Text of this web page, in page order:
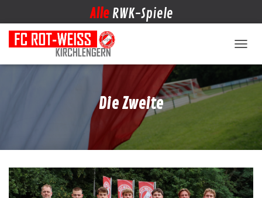
Alle RWK-Spiele
Die Zweite